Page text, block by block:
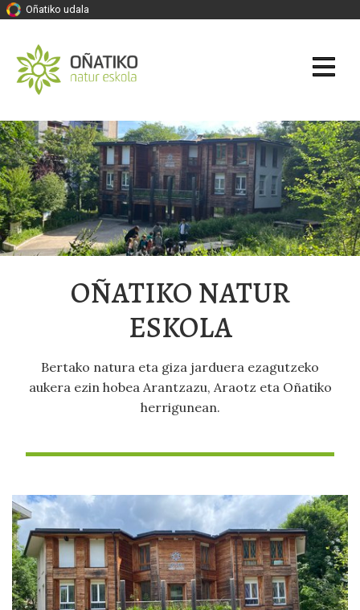
Oñatiko udala
OÑATIKO NATUR
ESKOLA
Bertako natura eta giza jarduera ezagutzeko
aukera ezin hobea Arantzazu, Araotz eta Oñatiko
herrigunean.